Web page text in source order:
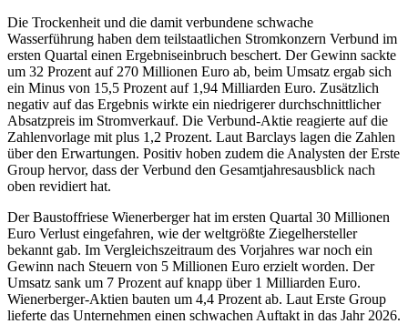
Die Trockenheit und die damit verbundene schwache
Wasserführung haben dem teilstaatlichen Stromkonzern Verbund im
ersten Quartal einen Ergebniseinbruch beschert. Der Gewinn sackte
um 32 Prozent auf 270 Millionen Euro ab, beim Umsatz ergab sich
ein Minus von 15,5 Prozent auf 1,94 Milliarden Euro. Zusätzlich
negativ auf das Ergebnis wirkte ein niedrigerer durchschnittlicher
Absatzpreis im Stromverkauf. Die Verbund-Aktie reagierte auf die
Zahlenvorlage mit plus 1,2 Prozent. Laut Barclays lagen die Zahlen
über den Erwartungen. Positiv hoben zudem die Analysten der Erste
Group hervor, dass der Verbund den Gesamtjahresausblick nach
oben revidiert hat.
Der Baustoffriese Wienerberger hat im ersten Quartal 30 Millionen
Euro Verlust eingefahren, wie der weltgrößte Ziegelhersteller
bekannt gab. Im Vergleichszeitraum des Vorjahres war noch ein
Gewinn nach Steuern von 5 Millionen Euro erzielt worden. Der
Umsatz sank um 7 Prozent auf knapp über 1 Milliarden Euro.
Wienerberger-Aktien bauten um 4,4 Prozent ab. Laut Erste Group
lieferte das Unternehmen einen schwachen Auftakt in das Jahr 2026.